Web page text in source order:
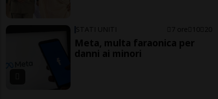
STATI UNITI 7 ore 10 20
Meta, multa faraonica per
danni ai minori